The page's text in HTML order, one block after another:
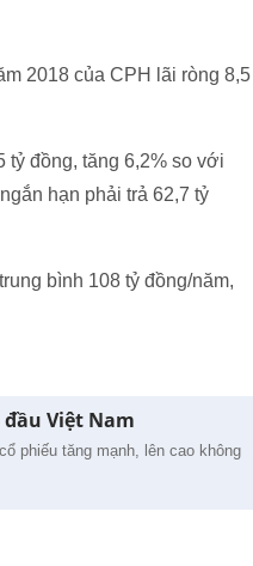
2018 của CPH lãi ròng 8,5
tỷ đồng, tăng 6,2% so với
hạn phải trả 62,7 tỷ
bình 108 tỷ đồng/năm,
Việt Nam
phiếu tăng mạnh, lên cao không